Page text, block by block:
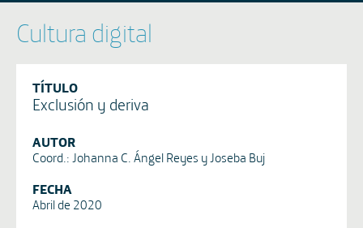
Cultura digital
TÍTULO
Exclusión y deriva
AUTOR
Coord.: Johanna C. Ángel Reyes y Joseba Buj
FECHA
Abril de 2020